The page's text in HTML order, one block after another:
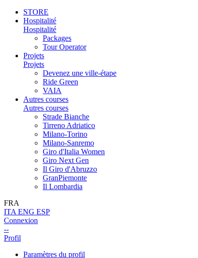
STORE
Hospitalité
Hospitalité
Packages
Tour Operator
Projets
Projets
Devenez une ville-étape
Ride Green
VAIA
Autres courses
Autres courses
Strade Bianche
Tirreno Adriatico
Milano-Torino
Milano-Sanremo
Giro d'Italia Women
Giro Next Gen
Il Giro d'Abruzzo
GranPiemonte
Il Lombardia
FRA
ITA ENG ESP
Connexion
--
Profil
Paramètres du profil